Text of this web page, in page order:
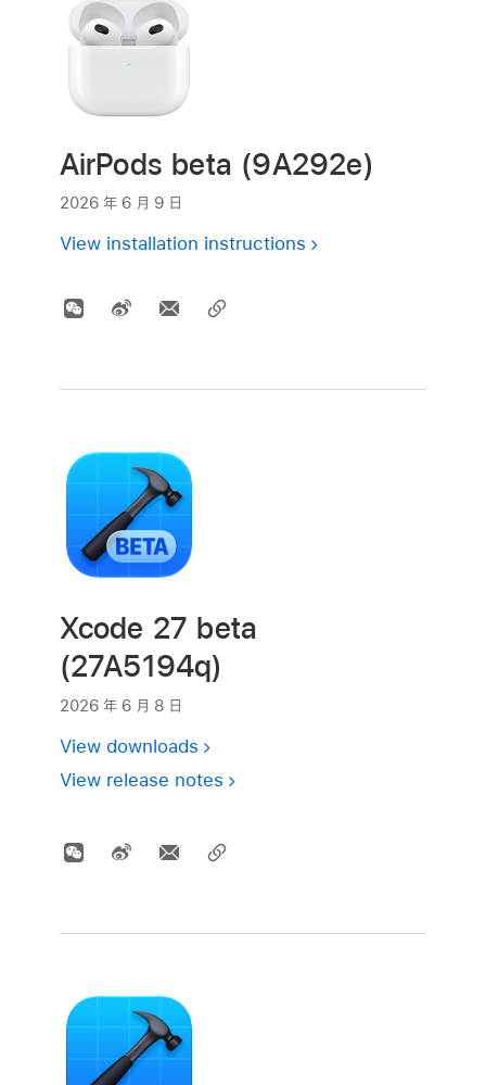
AirPods beta (9A292e)
2026 年 6 月 9 日
View installation instructions
Xcode 27 beta
(27A5194q)
2026 年 6 月 8 日
View downloads
View release notes